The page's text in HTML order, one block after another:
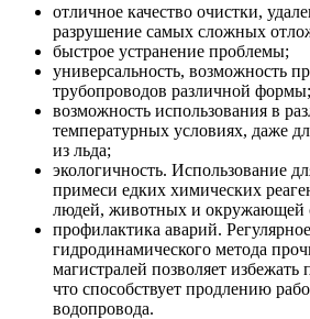
отличное качество очистки,
разрушение самых сложных
быстрое устранение проблемы;
универсальность, возможность
трубопроводов различной формы;
возможность использования в
температурных условиях, даже
из льда;
экологичность. Использование
примеси едких химических
людей, животных и окружающей
профилактика аварий.
гидродинамического метода
магистралей позволяет избежать
что способствует продлению
водопровода.